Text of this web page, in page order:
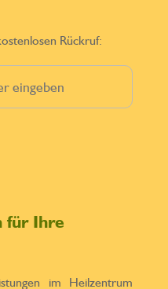
Rückruf:
für Ihre
im Heilzentrum